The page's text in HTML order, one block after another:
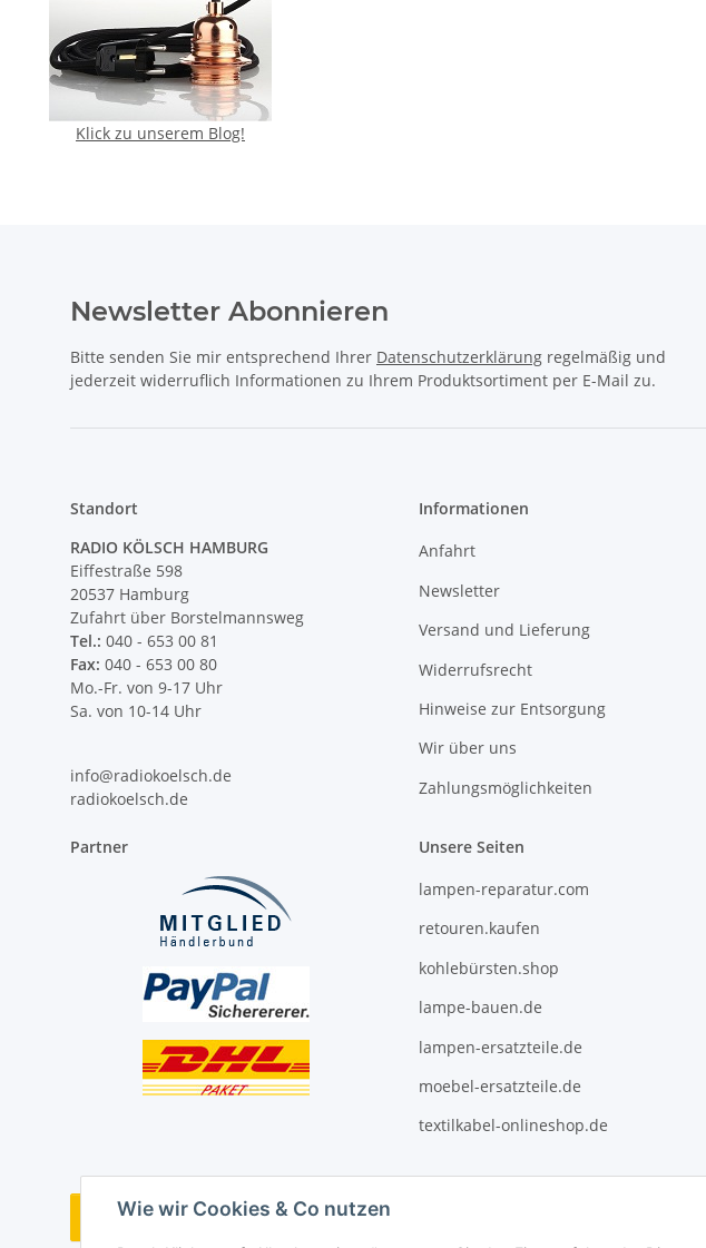
Wie wir Cookies & Co nutzen
Klick zu unserem Blog!
Newsletter Abonnieren
Bitte senden Sie mir entsprechend Ihrer Datenschutzerklärung regelmäßig und
jederzeit widerruflich Informationen zu Ihrem Produktsortiment per E-Mail zu.
Standort
RADIO KÖLSCH HAMBURG
Eiffestraße 598
20537 Hamburg
Zufahrt über Borstelmannsweg
Tel.: 040 - 653 00 81
Fax: 040 - 653 00 80
Mo.-Fr. von 9-17 Uhr
Sa. von 10-14 Uhr
info@radiokoelsch.de
radiokoelsch.de
Informationen
Anfahrt
Newsletter
Versand und Lieferung
Widerrufsrecht
Hinweise zur Entsorgung
Wir über uns
Zahlungsmöglichkeiten
Partner Unsere Seiten
lampen-reparatur.com
retouren.kaufen
kohlebürsten.shop
lampe-bauen.de
lampen-ersatzteile.de
moebel-ersatzteile.de
textilkabel-onlineshop.de
Vertrag widerrufen